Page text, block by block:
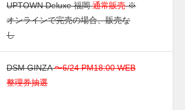
UPTOWN Deluxe 福岡通常販売※
オンラインで完売の場合、販売な
し
DSM GINZA〜6/24 PM18:00 WEB
整理券抽選